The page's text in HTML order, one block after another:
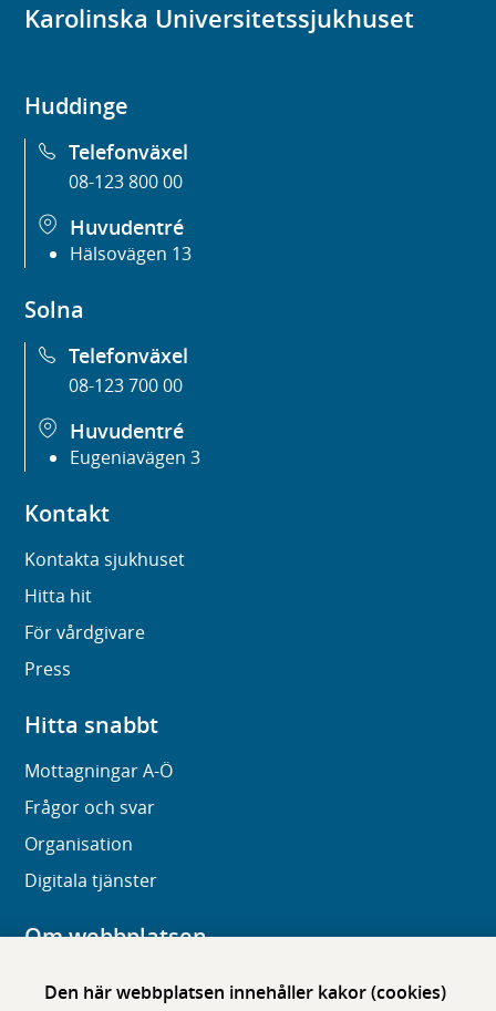
Den här webbplatsen innehåller kakor (cookies)
Karolinska Universitetssjukhuset
Huddinge
Telefonväxel
08-123 800 00
Huvudentré
Hälsovägen 13
Solna
Telefonväxel
08-123 700 00
Huvudentré
Eugeniavägen 3
Kontakt
Kontakta sjukhuset
Hitta hit
För vårdgivare
Press
Hitta snabbt
Mottagningar A-Ö
Frågor och svar
Organisation
Digitala tjänster
Om webbplatsen
Om karolinska.se